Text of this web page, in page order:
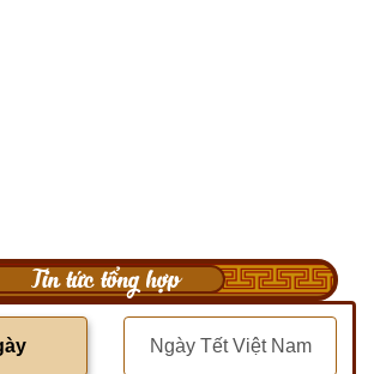
Tin tức tổng hợp
Ngày Tết Việt Nam